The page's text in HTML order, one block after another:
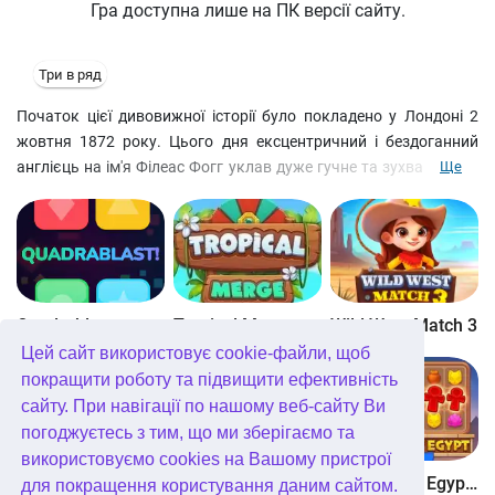
Цей сайт використовує cookie-файли, щоб
покращити роботу та підвищити ефективність
сайту. При навігації по нашому веб-сайту Ви
погоджуєтесь з тим, що ми зберігаємо та
використовуємо cookies на Вашому пристрої
для покращення користування даним сайтом.
Гра доступна лише на ПК версії сайту.
Три в ряд
Початок цієї дивовижної історії було покладено у Лондоні 2
жовтня 1872 року. Цього дня ексцентричний і бездоганний
англієць на ім'я Філеас Фогг уклав дуже гучне та зухвале парі.
80 днів. Ставки у суперечці високі: у разі перемоги Фогг займе
місце голови найпрестижнішого клубу джентльменів, ну а у разі
провалу позбудеться своїх статків.
Ще
Quadrablast Tropical Merge Wild West Match 3
Bubblez! Forest Match 4 Wonders of Egypt Match